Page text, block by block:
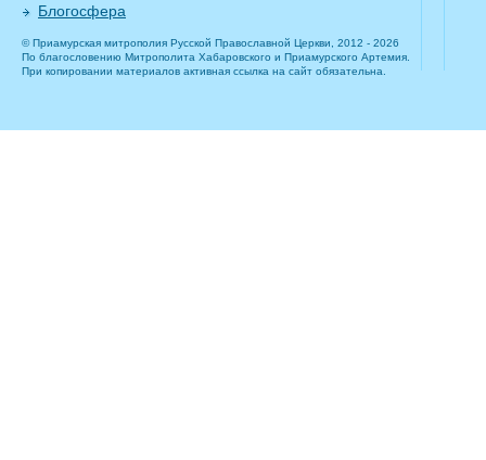
Блогосфера
© Приамурская митрополия Русской Православной Церкви, 2012 - 2026
По благословению Митрополита Хабаровского и Приамурского Артемия.
При копировании материалов активная ссылка на сайт обязательна.